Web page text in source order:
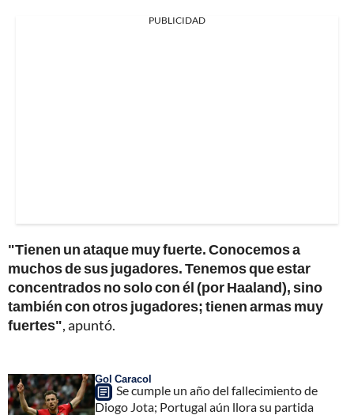
PUBLICIDAD
"Tienen un ataque muy fuerte. Conocemos a
muchos de sus jugadores. Tenemos que estar
concentrados no solo con él (por Haaland), sino
también con otros jugadores; tienen armas muy
fuertes", apuntó.
Gol Caracol
Se cumple un año del fallecimiento de
Diogo Jota; Portugal aún llora su partida